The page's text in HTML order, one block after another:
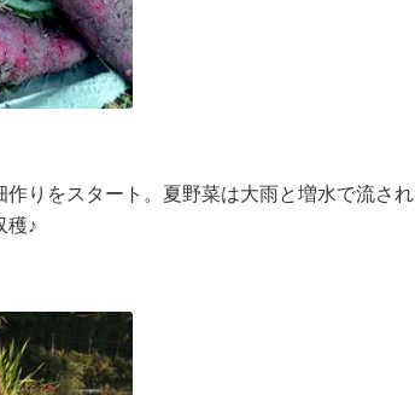
りをスタート。夏野菜は大雨と増水で流され
穫♪